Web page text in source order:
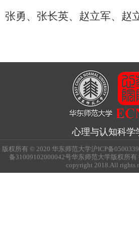
张勇、 张长英、 赵立军、 赵
心理与认知科学
版权所有 © 2020 华东师范大学沪ICP备
备31009102000042号华东师范大学版权所
copyright 2018.All rights